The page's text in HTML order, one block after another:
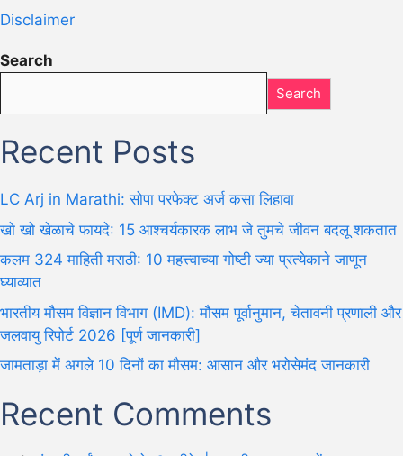
Disclaimer
Search
Search
Recent Posts
LC Arj in Marathi: सोपा परफेक्ट अर्ज कसा लिहावा
खो खो खेळाचे फायदे: 15 आश्चर्यकारक लाभ जे तुमचे जीवन बदलू शकतात
कलम 324 माहिती मराठी: 10 महत्त्वाच्या गोष्टी ज्या प्रत्येकाने जाणून
घ्याव्यात
भारतीय मौसम विज्ञान विभाग (IMD): मौसम पूर्वानुमान, चेतावनी प्रणाली और
जलवायु रिपोर्ट 2026 [पूर्ण जानकारी]
जामताड़ा में अगले 10 दिनों का मौसम: आसान और भरोसेमंद जानकारी
Recent Comments